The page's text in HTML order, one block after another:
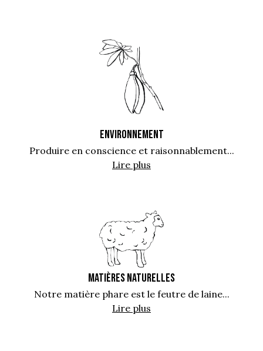
ENVIRONNEMENT
Produire en conscience et raisonnablement...
Lire plus
MATIÈRES NATURELLES
Notre matière phare est le feutre de laine...
Lire plus